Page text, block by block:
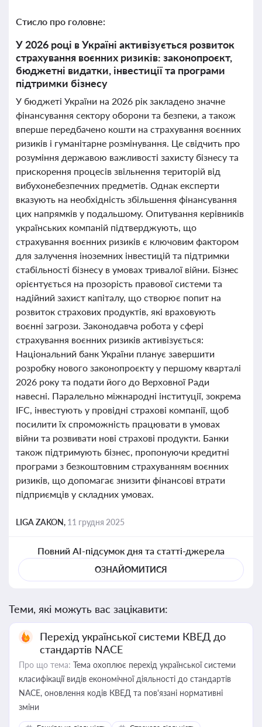
Стисло про головне:
У 2026 році в Україні активізується розвиток
страхування воєнних ризиків: законопроєкт,
бюджетні видатки, інвестиції та програми
підтримки бізнесу
У бюджеті України на 2026 рік закладено значне
фінансування сектору оборони та безпеки, а також
вперше передбачено кошти на страхування воєнних
ризиків і гуманітарне розмінування. Це свідчить про
розуміння державою важливості захисту бізнесу та
прискорення процесів звільнення територій від
вибухонебезпечних предметів. Однак експерти
вказують на необхідність збільшення фінансування
цих напрямків у подальшому. Опитування керівників
українських компаній підтверджують, що
страхування воєнних ризиків є ключовим фактором
для залучення іноземних інвестицій та підтримки
стабільності бізнесу в умовах тривалої війни. Бізнес
орієнтується на прозорість правової системи та
надійний захист капіталу, що створює попит на
розвиток страхових продуктів, які враховують
воєнні загрози. Законодавча робота у сфері
страхування воєнних ризиків активізується:
Національний банк України планує завершити
розробку нового законопроєкту у першому кварталі
2026 року та подати його до Верховної Ради
навесні. Паралельно міжнародні інституції, зокрема
IFC, інвестують у провідні страхові компанії, щоб
посилити їх спроможність працювати в умовах
війни та розвивати нові страхові продукти. Банки
також підтримують бізнес, пропонуючи кредитні
програми з безкоштовним страхуванням воєнних
ризиків, що допомагає знизити фінансові втрати
підприємців у складних умовах.
LIGA ZAKON, 11 грудня 2025
Повний AI-підсумок дня та статті-джерела
ОЗНАЙОМИТИСЯ
Теми, які можуть вас зацікавити:
Перехід української системи КВЕД до
стандартів NACE
Про що тема: Тема охоплює перехід української системи
класифікації видів економічної діяльності до стандартів
NACE, оновлення кодів КВЕД та пов'язані нормативні
зміни